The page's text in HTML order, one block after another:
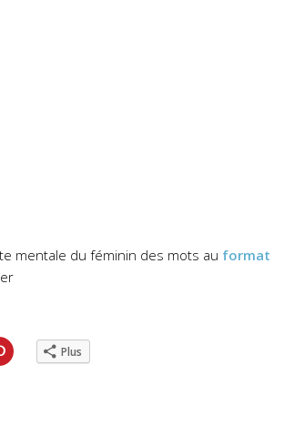
mentale du féminin des mots au format
Cliquez
pour Plus